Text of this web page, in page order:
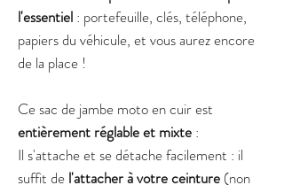
l'essentiel : portefeuille, clés, téléphone,
papiers du véhicule, et vous aurez encore
de la place !
Ce sac de jambe moto en cuir est
entièrement réglable et mixte :
Il s'attache et se détache facilement : il
suffit de l'attacher à votre ceinture (non